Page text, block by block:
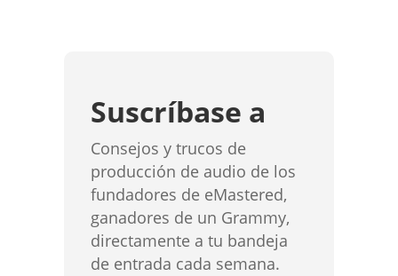
Suscríbase a
Consejos y trucos de
producción de audio de los
fundadores de eMastered,
ganadores de un Grammy,
directamente a tu bandeja
de entrada cada semana.